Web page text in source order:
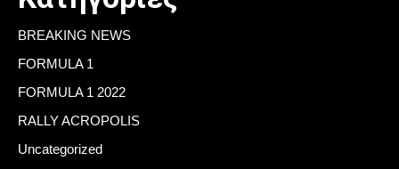
BREAKING NEWS
FORMULA 1
FORMULA 1 2022
RALLY ACROPOLIS
Uncategorized